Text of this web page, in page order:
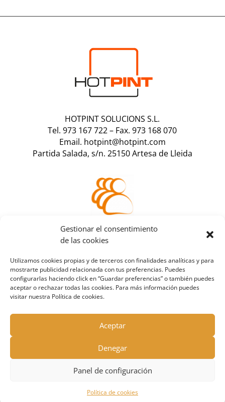
Gestionar el consentimiento
de las cookies
Utilizamos cookies propias y de terceros con finalidades analíticas y para
mostrarte publicidad relacionada con tus preferencias. Puedes
configurarlas haciendo click en “Guardar preferencias” o también puedes
aceptar o rechazar todas las cookies. Para más información puedes
visitar nuestra Política de cookies.
Aceptar
Denegar
Panel de configuración
Política de cookies
HOTPINT SOLUCIONS S.L.
Tel. 973 167 722– Fax. 973 168 070
Email. hotpint@hotpint.com
Partida Salada, s/n. 25150 Artesa de Lleida
Accede a tu
área de cliente
© HOTPINT SOLUCIONS S.L.| Aviso legal
Política de cookies
-->